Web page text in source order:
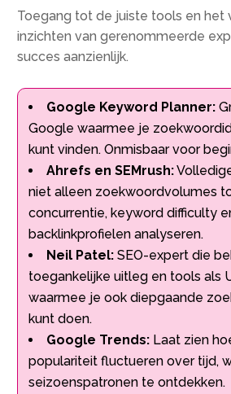
Toegang tot de juiste tools en het
inzichten van gerenommeerde
succes aanzienlijk.
Google Keyword Planner:
Google waarmee je
kunt vinden. Onmisbaar voor
Ahrefs en SEMrush:
niet alleen zoekwoordvolumes
concurrentie, keyword difficulty
backlinkprofielen analyseren.
Neil Patel: SEO-expert die
toegankelijke uitleg en tools als
waarmee je ook diepgaande
kunt doen.
Google Trends: Laat zien
populariteit fluctueren over tijd,
seizoenspatronen te ontdekken.